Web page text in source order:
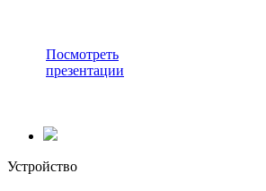
Посмотреть
презентации
Устройство